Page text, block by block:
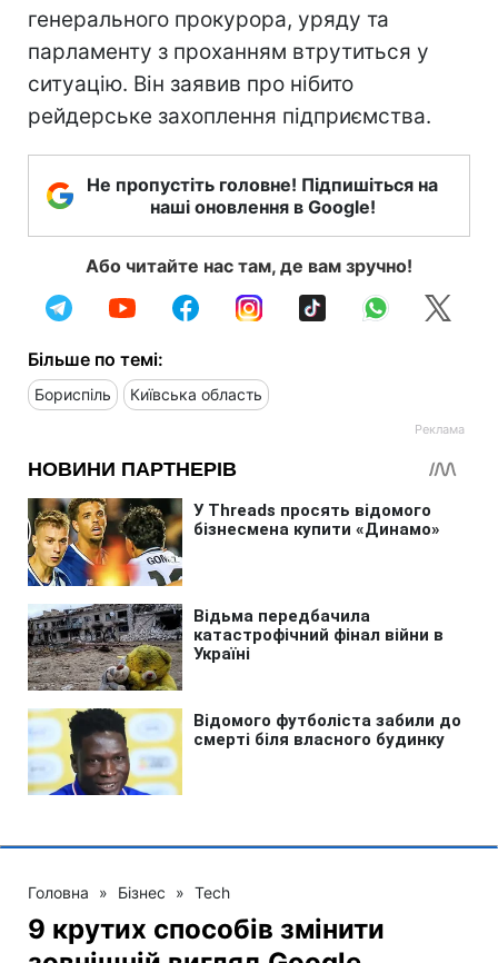
генерального прокурора, уряду та
парламенту з проханням втрутиться у
ситуацію. Він заявив про нібито
рейдерське захоплення підприємства.
Не пропустіть головне! Підпишіться на
наші оновлення в Google!
Або читайте нас там, де вам зручно!
Більше по темі:
Бориспіль Київська область
Головна » Бізнес » Tech
9 крутих способів змінити